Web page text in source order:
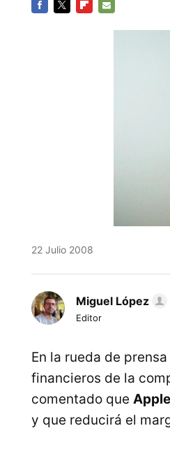
22 Julio 2008
Miguel López
Editor
En la rueda de
financieros de la
comentado que
y que reducirá el